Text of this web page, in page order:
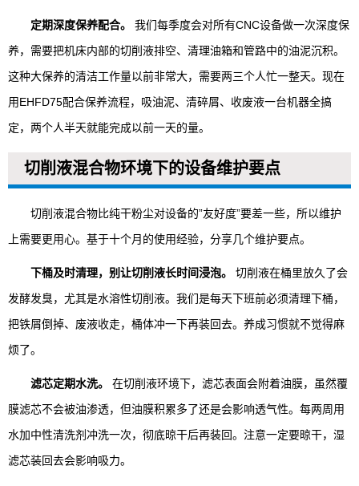
定期深度保养配合。
我们每季度会对所有CNC设备做一次深度保
养，需要把机床内部的切削液排空、清理油箱和管路中的油泥沉积。
这种大保养的清洁工作量以前非常大，需要两三个人忙一整天。现在
用EHFD75配合保养流程，吸油泥、清碎屑、收废液一台机器全搞
定，两个人半天就能完成以前一天的量。
切削液混合物环境下的设备维护要点
切削液混合物比纯干粉尘对设备的”友好度”要差一些，所以维护
上需要更用心。基于十个月的使用经验，分享几个维护要点。
下桶及时清理，别让切削液长时间浸泡。
切削液在桶里放久了会
发酵发臭，尤其是水溶性切削液。我们是每天下班前必须清理下桶，
把铁屑倒掉、废液收走，桶体冲一下再装回去。养成习惯就不觉得麻
烦了。
滤芯定期水洗。
在切削液环境下，滤芯表面会附着油膜，虽然覆
膜滤芯不会被油渗透，但油膜积累多了还是会影响透气性。每两周用
水加中性清洗剂冲洗一次，彻底晾干后再装回。注意一定要晾干，湿
滤芯装回去会影响吸力。